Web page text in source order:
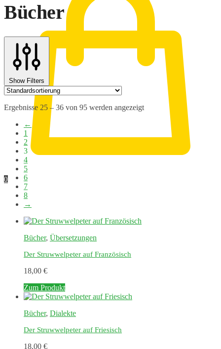
0
Bücher
Show Filters
Ergebnisse 25 – 36 von 95 werden angezeigt
←
1
2
3
4
5
6
7
8
→
Bücher, Übersetzungen
Der Struwwelpeter auf Französisch
18,00 €
Zum Produkt
Bücher, Dialekte
Der Struwwelpeter auf Friesisch
18,00 €